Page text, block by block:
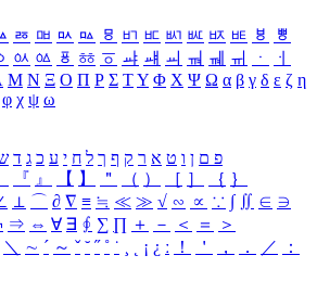
ㅭ ㅮ ㅯ ㅰ ㅱ ㅲ ㅳ ㅴ ㅵ ㅶ ㅷ ㅸ
ㅹ
ㆂ ㆃ ㆄ ㆅ ㆆ ㆇ ㆈ ㆉ ㆊ ㆋ ㆌ ㆍ
ㆎ
Μ Ν Ξ Ο Π Ρ Σ ΤΥ Φ Χ Ψ Ω α β γ δ ε ζ η
φ χ ψ ω
פ ם ן ו ט א ר ק ף ך ל ח י ע כ ג ד
『 』 【 】 ＂ （ ） ［ ］ ｛ ｝
⊥ ⌒ ∂ ∇ ≡ ≒ ≪ ≫ √ ∽ ∝ ∵ ∫ ∬ ∈ ∋
⇒ ⇔ ∀ ∃ ∮ ∑ ∏ ＋ － ＜ ＝
＞
＼ ∼ ´ ～ ˇ ˘ ˝ ˚ ˙ ¸ ¡ ¿ ː ！ ＇ ， ． ／
：